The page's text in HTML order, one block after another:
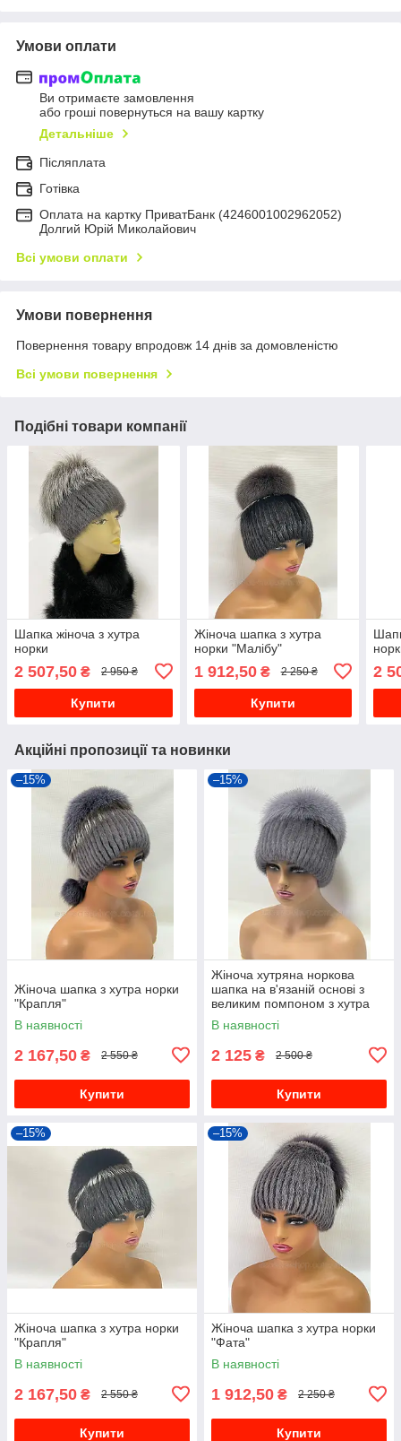
Умови оплати
Ви отримаєте замовлення
або гроші повернуться на вашу картку
Детальніше
Післяплата
Готівка
Оплата на картку ПриватБанк (4246001002962052)
Долгий Юрій Миколайович
Всі умови оплати
Умови повернення
Повернення товару впродовж 14 днів за домовленістю
Всі умови повернення
Подібні товари компанії
Шапка жіноча з хутра
норки
2 507,50 ₴ 2 950 ₴
Купити
Жіноча шапка з хутра
норки "Малібу"
1 912,50₴ 2 250 ₴
Купити
2
Акційні пропозиції та новинки
–15%
Жіноча шапка з хутра норки
"Крапля"
В наявності
2 167,50 ₴ 2 550 ₴
Купити
–15%
Жіноча хутряна норкова
шапка на в'язаній основі з
великим помпоном з хутра
песця "Кулька" Сірий
В наявності
2 125 ₴ 2 500 ₴
Купити
–15%
Жіноча шапка з хутра норки
"Крапля"
В наявності
2 167,50 ₴ 2 550 ₴
Купити
–15%
Жіноча шапка з хутра норки
"Фата"
В наявності
1 912,50 ₴ 2 250 ₴
Купити